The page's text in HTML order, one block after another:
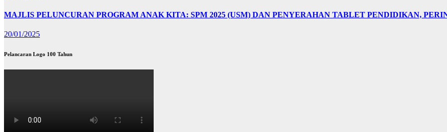
MAJLIS PELUNCURAN PROGRAM ANAK KITA: SPM 2025 (USM) DAN PENYERAHAN TABLET PENDIDIKAN,
20/01/2025
Pelancaran Logo 100 Tahun